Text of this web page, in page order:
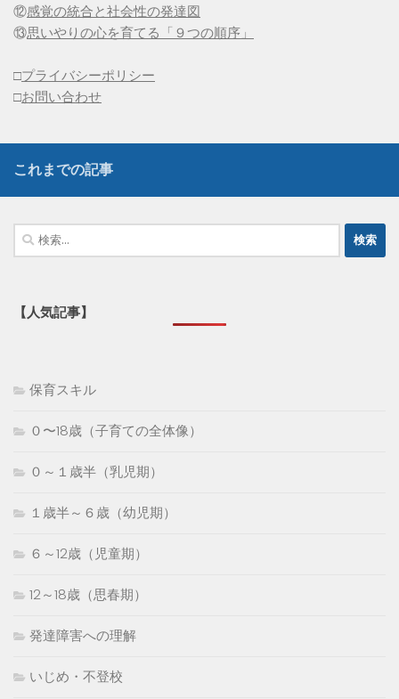
⑫感覚の統合と社会性の発達図
⑬思いやりの心を育てる「９つの順序」
□プライバシーポリシー
□お問い合わせ
これまでの記事
検
索:
【人気記事】
保育スキル
０〜18歳（子育ての全体像）
０～１歳半（乳児期）
１歳半～６歳（幼児期）
６～12歳（児童期）
12～18歳（思春期）
発達障害への理解
いじめ・不登校